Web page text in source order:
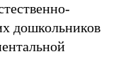
дошкольников